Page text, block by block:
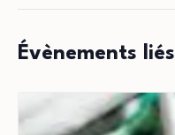
Évènements liés